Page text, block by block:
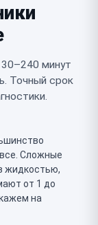
минут
Точный срок
Сложные
жидкостью,
от 1 до
на